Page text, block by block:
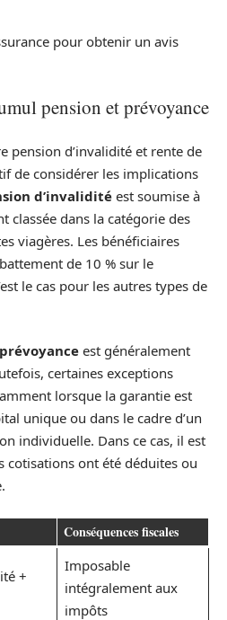
pour obtenir un avis
pension et prévoyance
pension d’invalidité et rente de
de considérer les implications
d’invaliditéest soumise à
classée dans la catégorie des
viagères. Les bénéficiaires
de 10 % sur le
le cas pour les autres types de
est généralement
certaines exceptions
lorsque la garantie est
unique ou dans le cadre d’un
individuelle. Dans ce cas, il est
cotisations ont été déduites ou
Conséquences fiscales
+
Imposable
intégralement aux
impôts